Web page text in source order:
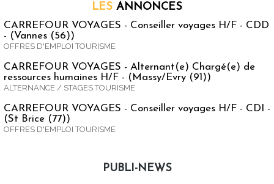
LES ANNONCES
CARREFOUR VOYAGES - Conseiller voyages H/F - CDD
- (Vannes (56))
OFFRES D'EMPLOI TOURISME
CARREFOUR VOYAGES - Alternant(e) Chargé(e) de
ressources humaines H/F - (Massy/Evry (91))
ALTERNANCE / STAGES TOURISME
CARREFOUR VOYAGES - Conseiller voyages H/F - CDI -
(St Brice (77))
OFFRES D'EMPLOI TOURISME
PUBLI-NEWS